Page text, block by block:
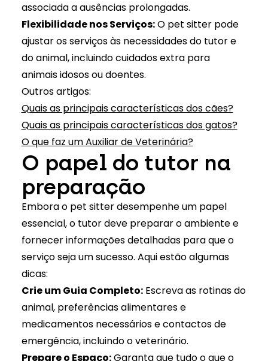
associada a ausências prolongadas.
Flexibilidade nos Serviços:O pet sitter pode
ajustar os serviços às necessidades do tutor e
do animal, incluindo cuidados extra para
animais idosos ou doentes.
Outros artigos:
Quais as principais características dos cães?
Quais as principais características dos gatos?
O que faz um Auxiliar de Veterinária?
O papel do tutor na
preparação
Embora o pet sitter desempenhe um papel
essencial, o tutor deve preparar o ambiente e
fornecer informações detalhadas para que o
serviço seja um sucesso. Aqui estão algumas
dicas:
Crie um Guia Completo:Escreva as rotinas do
animal, preferências alimentares e
medicamentos necessários e contactos de
emergência, incluindo o veterinário.
Prepare o Espaço:Garanta que tudo o que o